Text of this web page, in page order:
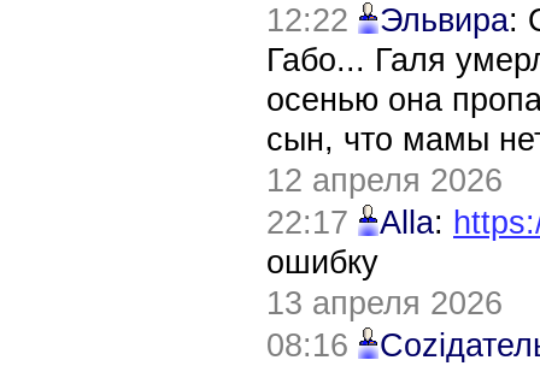
12:22
Эльвира:
Габо... Галя
осенью она
сын, что мамы
12 апреля 2026
22:17
Alla:
ошибку
13 апреля 2026
08:16